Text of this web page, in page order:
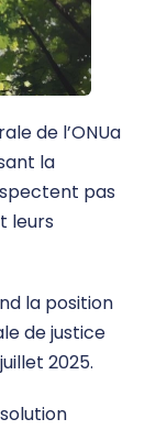
de l’ONUa
la
pas
leurs
la position
de justice
2025.